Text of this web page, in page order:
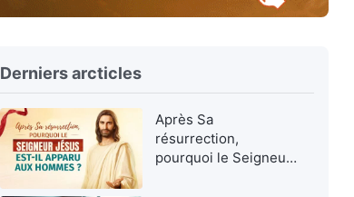
Derniers arcticles
Après Sa
résurrection,
pourquoi le Seigneur